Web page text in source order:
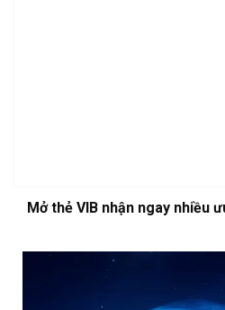
Mở thẻ VIB nhận ngay nhiều